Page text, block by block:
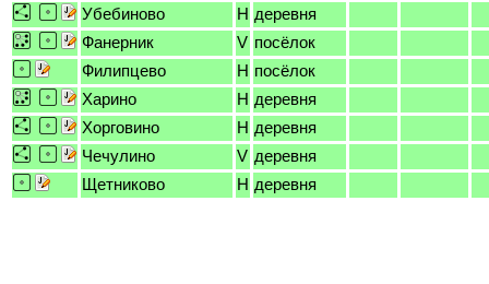
Убебиново
H деревня
Фанерник
V посёлок
Филипцево
H посёлок
Харино
H деревня
Хорговино
H деревня
Чечулино
V деревня
Щетниково
H деревня